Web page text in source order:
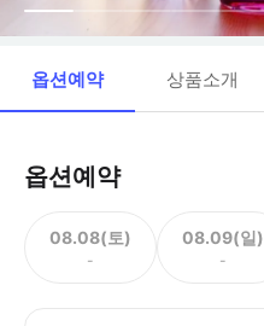
옵션예약 상품소개
옵션예약
08.08(토)
-
08.09(일)
-